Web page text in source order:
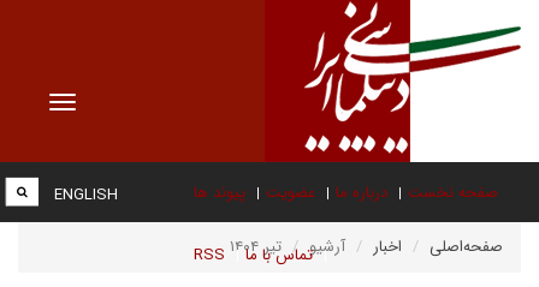
Toggle
صفحه نخست درباره ما عضویت پیوند ها
تماس با ما RSS
ENGLISH
صفحه‌اصلی اخبار آرشیو تیر ۱۴۰۴